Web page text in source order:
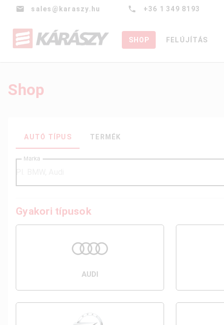
sales@karaszy.hu +36 1 349 8193
SHOP FELÚJÍTÁS
Shop
AUTÓ TÍPUS TERMÉK
Márka
Gyakori típusok
AUDI